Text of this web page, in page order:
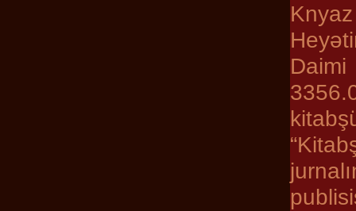
Daimi